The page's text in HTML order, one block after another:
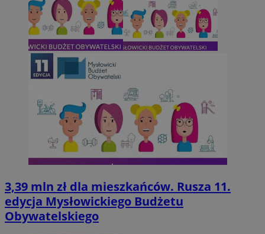
3,39 mln zł dla mieszkańców. Rusza 11.
edycja Mysłowickiego Budżetu
Obywatelskiego